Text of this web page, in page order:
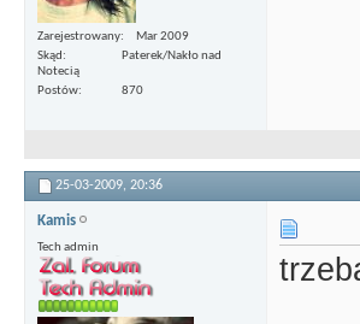
Zarejestrowany
Mar 2009
Skąd
Paterek/Nakło nad
Notecią
Postów
870
25-03-2009, 20:36
Kamis
Tech admin